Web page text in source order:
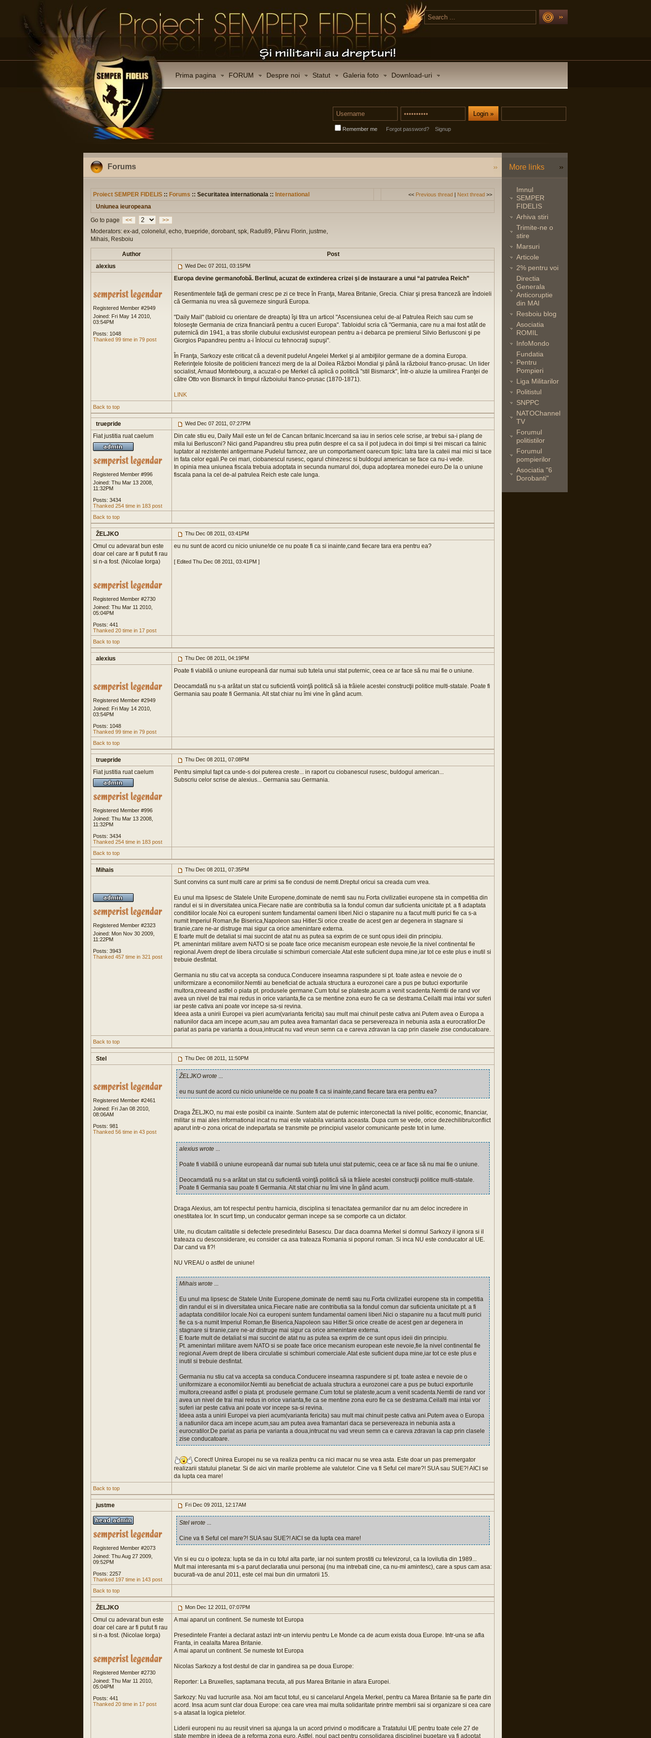
Prima pagina FORUM Despre noi Statut Galeria foto Download-uri
Remember me Forgot password? Signup
Forums
Proiect SEMPER FIDELIS :: Forums :: Securitatea internationala :: International << Previous thread | Next thread >>
Uniunea ieuropeana
Go to page
<<
>>
Moderators: ex-ad, colonelul, echo, truepride, dorobant, spk, Radu89, Pârvu Florin, justme,
Mihais, Resboiu
Author
Post
alexius
Wed Dec 07 2011, 03:15PM
Registered Member #2949
Joined: Fri May 14 2010,
03:54PM
Posts: 1048
Thanked 99 time in 79 post
Europa devine germanofobă. Berlinul, acuzat de extinderea crizei şi de instaurare a unui “al patrulea Reich”
Resentimentele faţă de germani cresc pe zi ce trece în Franţa, Marea Britanie, Grecia. Chiar şi presa franceză are îndoieli
că Germania nu vrea să guverneze singură Europa.
"Daily Mail" (tabloid cu orientare de dreapta) îşi titra un articol "Ascensiunea celui de-al Patrulea Reich sau cum se
foloseşte Germania de criza financiară pentru a cuceri Europa". Tabloidul scria că "Germania, care nu a mai fost atât de
puternică din 1941, a tras sforile clubului exclusivist european pentru a-i debarca pe premierul Silvio Berlusconi şi pe
Giorgios Papandreu pentru a-i înlocui cu tehnocraţi supuşi".
În Franţa, Sarkozy este criticat că a devenit pudelul Angelei Merkel şi al ambiţiilor germane de a domina Europa.
Referinţele folosite de politicieni francezi merg de la al Doilea Război Mondial şi până la războiul franco-prusac. Un lider
socialist, Arnaud Montebourg, a acuzat-o pe Merkel că aplică o politică "stil Bismarck", într-o aluzie la umilirea Franţei de
către Otto von Bismarck în timpul războiului franco-prusac (1870-1871).
LINK
Back to top
truepride Wed Dec 07 2011, 07:27PM
Fiat justitia ruat caelum
Registered Member #996
Joined: Thu Mar 13 2008,
11:32PM
Posts: 3434
Thanked 254 time in 183 post
Din cate stiu eu, Daily Mail este un fel de Cancan britanic.Incercand sa iau in serios cele scrise, ar trebui sa-i plang de
mila lui Berlusconi? Nici gand.Papandreu stiu prea putin despre el ca sa il pot judeca in doi timpi si trei miscari ca falnic
luptator al rezistentei antigermane.Pudelul farncez, are un comportament oarecum tipic: latra tare la cateii mai mici si tace
in fata celor egali.Pe cei mari, ciobanescul rusesc, ogarul chinezesc si buldogul american se face ca nu-i vede.
In opinia mea uniunea fiscala trebuia adoptata in secunda numarul doi, dupa adoptarea monedei euro.De la o uniune
fiscala pana la cel de-al patrulea Reich este cale lunga.
Back to top
ŽELJKO Thu Dec 08 2011, 03:41PM
Omul cu adevarat bun este
doar cel care ar fi putut fi rau
si n-a fost. (Nicolae Iorga)
Registered Member #2730
Joined: Thu Mar 11 2010,
05:04PM
Posts: 441
Thanked 20 time in 17 post
eu nu sunt de acord cu nicio uniune!de ce nu poate fi ca si inainte,cand fiecare tara era pentru ea?
[ Edited Thu Dec 08 2011, 03:41PM ]
Back to top
alexius Thu Dec 08 2011, 04:19PM
Registered Member #2949
Joined: Fri May 14 2010,
03:54PM
Posts: 1048
Thanked 99 time in 79 post
Poate fi viabilă o uniune europeană dar numai sub tutela unui stat puternic, ceea ce ar face să nu mai fie o uniune.
Deocamdată nu s-a arătat un stat cu suficientă voinţă politică să ia frâiele acestei construcţii politice multi-statale. Poate fi
Germania sau poate fi Germania. Alt stat chiar nu îmi vine în gând acum.
Back to top
truepride Thu Dec 08 2011, 07:08PM
Fiat justitia ruat caelum
Registered Member #996
Joined: Thu Mar 13 2008,
11:32PM
Posts: 3434
Thanked 254 time in 183 post
Pentru simplul fapt ca unde-s doi puterea creste... in raport cu ciobanescul rusesc, buldogul american...
Subscriu celor scrise de alexius... Germania sau Germania.
Back to top
Mihais Thu Dec 08 2011, 07:35PM
Registered Member #2323
Joined: Mon Nov 30 2009,
11:22PM
Posts: 3943
Thanked 457 time in 321 post
Sunt convins ca sunt multi care ar primi sa fie condusi de nemti.Dreptul oricui sa creada cum vrea.
Eu unul ma lipsesc de Statele Unite Europene,dominate de nemti sau nu.Forta civilizatiei europene sta in competitia din
randul ei si in diversitatea unica.Fiecare natie are contributia sa la fondul comun dar suficienta unicitate pt. a fi adaptata
conditiilor locale.Noi ca europeni suntem fundamental oameni liberi.Nici o stapanire nu a facut multi purici fie ca s-a
numit Imperiul Roman,fie Biserica,Napoleon sau Hitler.Si orice creatie de acest gen ar degenera in stagnare si
tiranie,care ne-ar distruge mai sigur ca orice amenintare externa.
E foarte mult de detaliat si mai succint de atat nu as putea sa exprim de ce sunt opus ideii din principiu.
Pt. amenintari militare avem NATO si se poate face orice mecanism european este nevoie,fie la nivel continental fie
regional.Avem drept de libera circulatie si schimburi comerciale.Atat este suficient dupa mine,iar tot ce este plus e inutil si
trebuie desfintat.
Germania nu stiu cat va accepta sa conduca.Conducere inseamna raspundere si pt. toate astea e nevoie de o
uniformizare a economiilor.Nemtii au beneficiat de actuala structura a eurozonei care a pus pe butuci exporturile
multora,creeand astfel o piata pt. produsele germane.Cum totul se plateste,acum a venit scadenta.Nemtii de rand vor
avea un nivel de trai mai redus in orice varianta,fie ca se mentine zona euro fie ca se destrama.Ceilalti mai intai vor suferi
iar peste cativa ani poate vor incepe sa-si revina.
Ideea asta a unirii Europei va pieri acum(varianta fericita) sau mult mai chinuit peste cativa ani.Putem avea o Europa a
natiunilor daca am incepe acum,sau am putea avea framantari daca se persevereaza in nebunia asta a eurocratilor.De
pariat as paria pe varianta a doua,intrucat nu vad vreun semn ca e careva zdravan la cap prin clasele zise conducatoare.
Back to top
Stel Thu Dec 08 2011, 11:50PM
Registered Member #2461
Joined: Fri Jan 08 2010,
08:06AM
Posts: 981
Thanked 56 time in 43 post
ŽELJKO wrote ...
eu nu sunt de acord cu nicio uniune!de ce nu poate fi ca si inainte,cand fiecare tara era pentru ea?
Draga ŽELJKO, nu mai este posibil ca inainte. Suntem atat de puternic interconectati la nivel politic, economic, financiar,
militar si mai ales informational incat nu mai este valabila varianta aceasta. Dupa cum se vede, orice dezechilibru/conflict
aparut intr-o zona oricat de indepartata se transmite pe principiul vaselor comunicante peste tot in lume.
alexius wrote ...
Poate fi viabilă o uniune europeană dar numai sub tutela unui stat puternic, ceea ce ar face să nu mai fie o uniune.
Deocamdată nu s-a arătat un stat cu suficientă voinţă politică să ia frâiele acestei construcţii politice multi-statale.
Poate fi Germania sau poate fi Germania. Alt stat chiar nu îmi vine în gând acum.
Draga Alexius, am tot respectul pentru harnicia, disciplina si tenacitatea germanilor dar nu am deloc incredere in
onestitatea lor. In scurt timp, un conducator german incepe sa se comporte ca un dictator.
Uite, nu dicutam calitatile si defectele presedintelui Basescu. Dar daca doamna Merkel si domnul Sarkozy il ignora si il
trateaza cu desconsiderare, eu consider ca asa trateaza Romania si poporul roman. Si inca NU este conducator al UE.
Dar cand va fi?!
NU VREAU o astfel de uniune!
Mihais wrote ...
Eu unul ma lipsesc de Statele Unite Europene,dominate de nemti sau nu.Forta civilizatiei europene sta in competitia
din randul ei si in diversitatea unica.Fiecare natie are contributia sa la fondul comun dar suficienta unicitate pt. a fi
adaptata conditiilor locale.Noi ca europeni suntem fundamental oameni liberi.Nici o stapanire nu a facut multi purici
fie ca s-a numit Imperiul Roman,fie Biserica,Napoleon sau Hitler.Si orice creatie de acest gen ar degenera in
stagnare si tiranie,care ne-ar distruge mai sigur ca orice amenintare externa.
E foarte mult de detaliat si mai succint de atat nu as putea sa exprim de ce sunt opus ideii din principiu.
Pt. amenintari militare avem NATO si se poate face orice mecanism european este nevoie,fie la nivel continental fie
regional.Avem drept de libera circulatie si schimburi comerciale.Atat este suficient dupa mine,iar tot ce este plus e
inutil si trebuie desfintat.
Germania nu stiu cat va accepta sa conduca.Conducere inseamna raspundere si pt. toate astea e nevoie de o
uniformizare a economiilor.Nemtii au beneficiat de actuala structura a eurozonei care a pus pe butuci exporturile
multora,creeand astfel o piata pt. produsele germane.Cum totul se plateste,acum a venit scadenta.Nemtii de rand vor
avea un nivel de trai mai redus in orice varianta,fie ca se mentine zona euro fie ca se destrama.Ceilalti mai intai vor
suferi iar peste cativa ani poate vor incepe sa-si revina.
Ideea asta a unirii Europei va pieri acum(varianta fericita) sau mult mai chinuit peste cativa ani.Putem avea o Europa
a natiunilor daca am incepe acum,sau am putea avea framantari daca se persevereaza in nebunia asta a
eurocratilor.De pariat as paria pe varianta a doua,intrucat nu vad vreun semn ca e careva zdravan la cap prin clasele
zise conducatoare.
Corect! Unirea Europei nu se va realiza pentru ca nici macar nu se vrea asta. Este doar un pas premergator
realizarii statului planetar. Si de aici vin marile probleme ale valutelor. Cine va fi Seful cel mare?! SUA sau SUE?! AICI se
da lupta cea mare!
Back to top
justme Fri Dec 09 2011, 12:17AM
Registered Member #2073
Joined: Thu Aug 27 2009,
09:52PM
Posts: 2257
Thanked 197 time in 143 post
Stel wrote ...
Cine va fi Seful cel mare?! SUA sau SUE?! AICI se da lupta cea mare!
Vin si eu cu o ipoteza: lupta se da in cu totul alta parte, iar noi suntem prostiti cu televizorul, ca la lovilutia din 1989...
Mult mai interesanta mi s-a parut declaratia unui personaj (nu ma intrebati cine, ca nu-mi amintesc), care a spus cam asa:
bucurati-va de anul 2011, este cel mai bun din urmatorii 15.
Back to top
ŽELJKO Mon Dec 12 2011, 07:07PM
Omul cu adevarat bun este
doar cel care ar fi putut fi rau
si n-a fost. (Nicolae Iorga)
Registered Member #2730
Joined: Thu Mar 11 2010,
05:04PM
Posts: 441
Thanked 20 time in 17 post
A mai aparut un continent. Se numeste tot Europa
Presedintele Frantei a declarat astazi intr-un interviu pentru Le Monde ca de acum exista doua Europe. Intr-una se afla
Franta, in cealalta Marea Britanie.
A mai aparut un continent. Se numeste tot Europa
Nicolas Sarkozy a fost destul de clar in gandirea sa pe doua Europe:
Reporter: La Bruxelles, saptamana trecuta, ati pus Marea Britanie in afara Europei.
Sarkozy: Nu vad lucrurile asa. Noi am facut totul, eu si cancelarul Angela Merkel, pentru ca Marea Britanie sa fie parte din
acord. Insa acum sunt clar doua Europe: cea care vrea mai multa solidaritate printre membrii sai si organizare si cea care
s-a atasat la logica pietelor.
Liderii europeni nu au reusit vineri sa ajunga la un acord privind o modificare a Tratatului UE pentru toate cele 27 de
state membre in ideea de a reforma zona euro. Astfel, noul pact pentru consolidarea disciplinei bugetare va fi adoptat
More links
Imnul
SEMPER
FIDELIS
Arhiva stiri
Trimite-ne o
stire
Marsuri
Articole
2% pentru voi
Directia
Generala
Anticoruptie
din MAI
Resboiu blog
Asociatia
ROMIL
InfoMondo
Fundatia
Pentru
Pompieri
Liga Militarilor
Politistul
SNPPC
NATOChannel
TV
Forumul
politistilor
Forumul
pompierilor
Asociatia "6
Dorobanti"